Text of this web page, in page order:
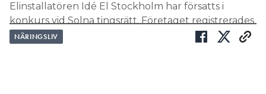
Elinstallatören Idé El Stockholm har försatts i
konkurs vid Solna tingsrätt. Företaget registrerades
1989 och hade 24 anställda i slutet av 2024.
NÄRINGSLIV